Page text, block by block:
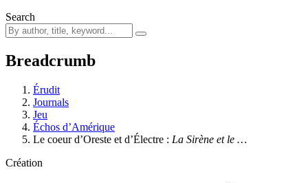
Search
Breadcrumb
Érudit
Journals
Jeu
Échos d’Amérique
Le coeur d’Oreste et d’Électre : La Sirène et le …
Création